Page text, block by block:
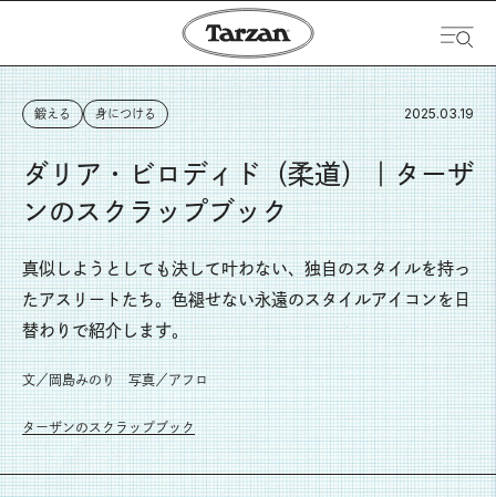
鍛える 身につける 2025.03.19
ダリア・ビロディド（柔道）｜ターザ
ンのスクラップブック
真似しようとしても決して叶わない、独自のスタイルを持っ
たアスリートたち。色褪せない永遠のスタイルアイコンを日
替わりで紹介します。
文／岡島みのり 写真／アフロ
ターザンのスクラップブック